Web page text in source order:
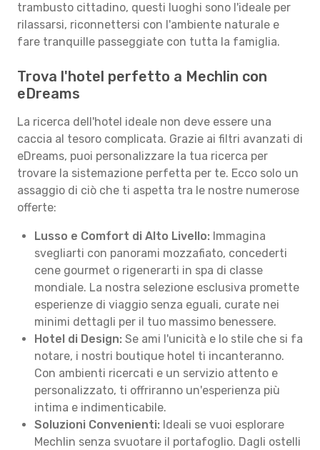
trambusto cittadino, questi luoghi sono l'ideale per
rilassarsi, riconnettersi con l'ambiente naturale e
fare tranquille passeggiate con tutta la famiglia.
Trova l'hotel perfetto a Mechlin con
eDreams
La ricerca dell'hotel ideale non deve essere una
caccia al tesoro complicata. Grazie ai filtri avanzati di
eDreams, puoi personalizzare la tua ricerca per
trovare la sistemazione perfetta per te. Ecco solo un
assaggio di ciò che ti aspetta tra le nostre numerose
offerte:
Lusso e Comfort di Alto Livello: Immagina
svegliarti con panorami mozzafiato, concederti
cene gourmet o rigenerarti in spa di classe
mondiale. La nostra selezione esclusiva promette
esperienze di viaggio senza eguali, curate nei
minimi dettagli per il tuo massimo benessere.
Hotel di Design: Se ami l'unicità e lo stile che si fa
notare, i nostri boutique hotel ti incanteranno.
Con ambienti ricercati e un servizio attento e
personalizzato, ti offriranno un'esperienza più
intima e indimenticabile.
Soluzioni Convenienti: Ideali se vuoi esplorare
Mechlin senza svuotare il portafoglio. Dagli ostelli